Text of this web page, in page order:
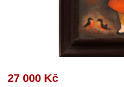
27 000 Kč